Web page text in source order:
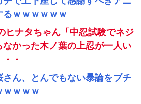
ｗｗｗｗｗｗ
ヒナタちゃん「中忍試験でネジ
なかった木ノ葉の上忍が一人い
・
さん、とんでもない暴論をブチ
ｗｗｗ